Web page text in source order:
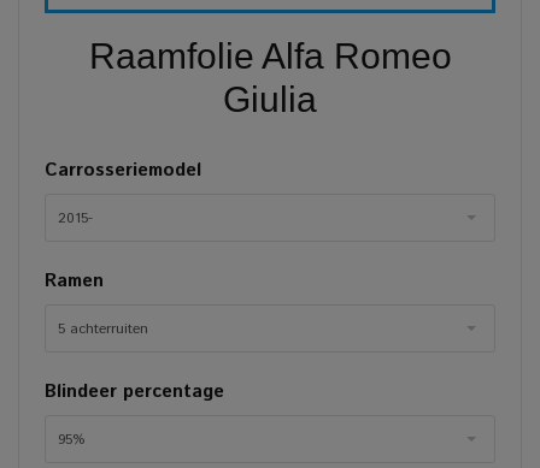
Raamfolie Alfa Romeo
Giulia
Carrosseriemodel
2015-
Ramen
5 achterruiten
Blindeer percentage
95%